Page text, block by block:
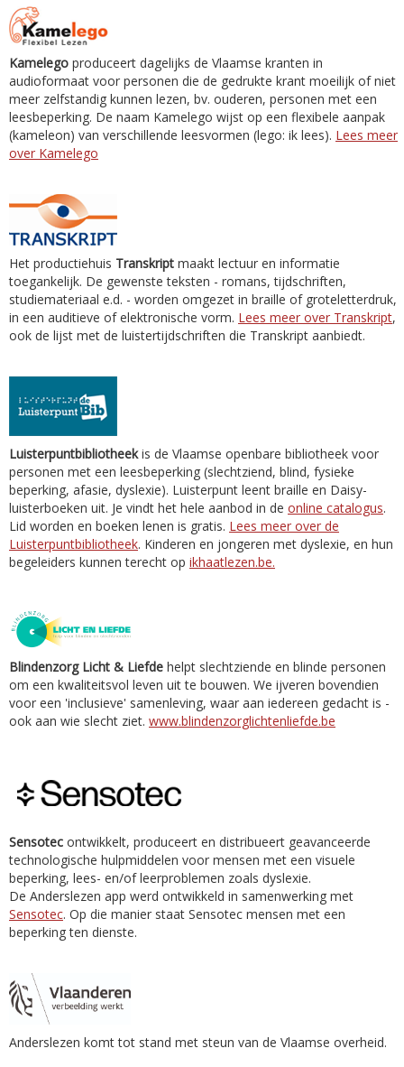
Kamelego produceert dagelijks de Vlaamse kranten in
audioformaat voor personen die de gedrukte krant moeilijk of niet
meer zelfstandig kunnen lezen, bv. ouderen, personen met een
leesbeperking. De naam Kamelego wijst op een flexibele aanpak
(kameleon) van verschillende leesvormen (lego: ik lees). Lees meer
over Kamelego
Het productiehuis Transkript maakt lectuur en informatie
toegankelijk. De gewenste teksten - romans, tijdschriften,
studiemateriaal e.d. - worden omgezet in braille of groteletterdruk,
in een auditieve of elektronische vorm. Lees meer over Transkript,
ook de lijst met de luistertijdschriften die Transkript aanbiedt.
Luisterpuntbibliotheekis de Vlaamse openbare bibliotheek voor
personen met een leesbeperking (slechtziend, blind, fysieke
beperking, afasie, dyslexie). Luisterpunt leent braille en Daisy-
luisterboeken uit. Je vindt het hele aanbod in de online catalogus.
Lid worden en boeken lenen is gratis. Lees meer over de
Luisterpuntbibliotheek. Kinderen en jongeren met dyslexie, en hun
begeleiders kunnen terecht op ikhaatlezen.be.
Blindenzorg Licht & Liefde helpt slechtziende en blinde personen
om een kwaliteitsvol leven uit te bouwen. We ijveren bovendien
voor een 'inclusieve' samenleving, waar aan iedereen gedacht is -
ook aan wie slecht ziet. www.blindenzorglichtenliefde.be
Sensotec ontwikkelt, produceert en distribueert geavanceerde
technologische hulpmiddelen voor mensen met een visuele
beperking, lees- en/of leerproblemen zoals dyslexie.
De Anderslezen app werd ontwikkeld in samenwerking met
Sensotec. Op die manier staat Sensotec mensen met een
beperking ten dienste.
Anderslezen komt tot stand met steun van de Vlaamse overheid.